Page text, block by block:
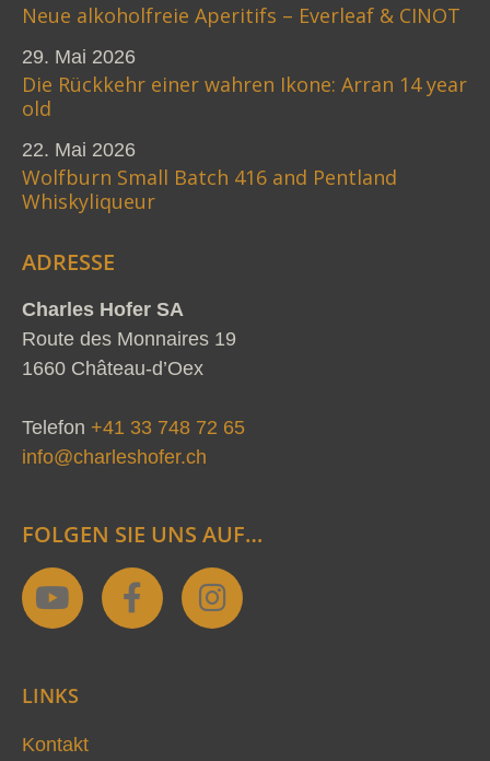
Neue alkoholfreie Aperitifs – Everleaf & CINOT
29. Mai 2026
Die Rückkehr einer wahren Ikone: Arran 14 year
old
22. Mai 2026
Wolfburn Small Batch 416 and Pentland
Whiskyliqueur
ADRESSE
Charles Hofer SA
Route des Monnaires 19
1660 Château-d’Oex
Telefon +41 33 748 72 65
info@charleshofer.ch
FOLGEN SIE UNS AUF…
Y
o
u
b
F
a
I
n
LINKS
Kontakt